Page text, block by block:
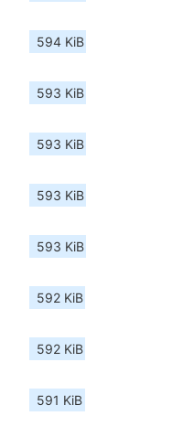
594 KiB
593 KiB
593 KiB
593 KiB
593 KiB
592 KiB
592 KiB
591 KiB